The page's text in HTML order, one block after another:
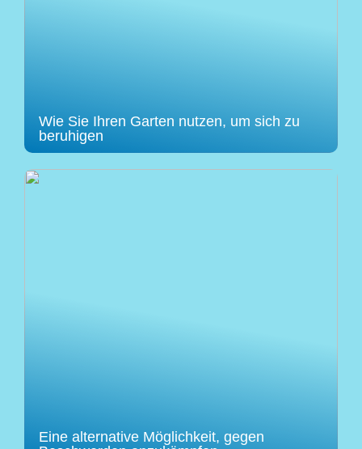
Wie Sie Ihren Garten nutzen, um sich zu
beruhigen
Eine alternative Möglichkeit, gegen